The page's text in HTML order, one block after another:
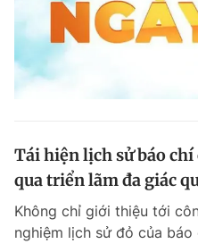
Tái hiện lịch sử báo
qua triển lãm đa giác
Không chỉ giới thiệu tới
nghiệm lịch sử đỏ của